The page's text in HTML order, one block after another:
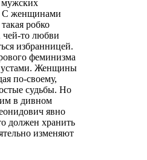
мужских
С женщинами
робко
чей-то любви
избранницей.
феминизма
устами. Женщины
по-своему,
судьбы. Но
в дивном
явно
должен хранить
изменяют